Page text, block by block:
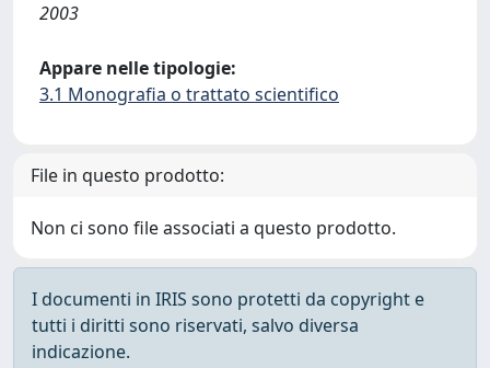
2003
Appare nelle tipologie:
3.1 Monografia o trattato scientifico
File in questo prodotto:
Non ci sono file associati a questo prodotto.
I documenti in IRIS sono protetti da copyright e
tutti i diritti sono riservati, salvo diversa
indicazione.